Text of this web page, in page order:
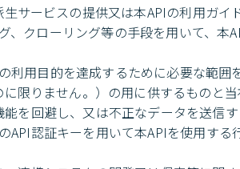
サービスの提供又は本APIの利用ガイ
、クローリング等の手段を用いて、
利用目的を達成するために必要な範
限りません。）の用に供するものと
能を回避し、又は不正なデータを送信
API認証キーを用いて本APIを使用す